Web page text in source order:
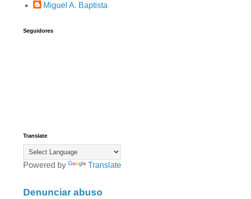
Miguel A. Baptista
Seguidores
Translate
Powered by Translate
Denunciar abuso